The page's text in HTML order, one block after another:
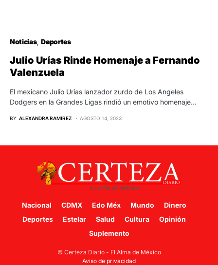
Noticias Deportes
Julio Urías Rinde Homenaje a Fernando
Valenzuela
El mexicano Julio Urías lanzador zurdo de Los Angeles
Dodgers en la Grandes Ligas rindió un emotivo homenaje…
BY ALEXANDRA RAMIREZ AGOSTO 14, 2023
Nacional CDMX Edo Méx Mundo
Dinero
Deportes
Estelar Salud Cultura
Opinión
Suplemento
© Certeza Diario - El Alma de México
Aviso de privacidad